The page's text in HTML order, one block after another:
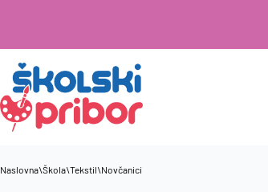
Naslovna\Škola\Tekstil\Novčanici